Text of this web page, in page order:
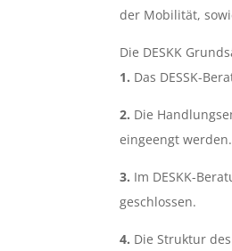
der Mobilität,
Die DESKK
1. Das DESSK-
2. Die
eingeengt werden.
3. Im DESKK-
geschlossen.
4. Die Struktur